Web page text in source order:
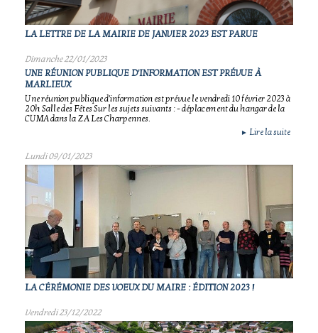
LA LETTRE DE LA MAIRIE DE JANVIER 2023 EST PARUE
Dimanche 22/01/2023
UNE RÉUNION PUBLIQUE D'INFORMATION EST PRÉVUE À
MARLIEUX
Une réunion publique d'information est prévue le vendredi 10 février 2023 à
20h Salle des Fêtes Sur les sujets suivants : - déplacement du hangar de la
CUMA dans la ZA Les Charpennes.
► Lire la suite
Lundi 09/01/2023
LA CÉRÉMONIE DES VOEUX DU MAIRE : ÉDITION 2023 !
Vendredi 23/12/2022